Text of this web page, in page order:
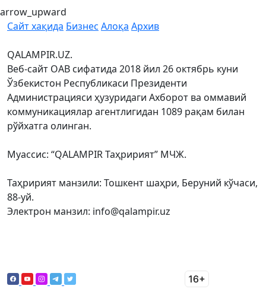
arrow_upward
Сайт хақида Бизнес Алоқа Архив
QALAMPIR.UZ.
Веб-сайт ОАВ сифатида 2018 йил 26 октябрь куни
Ўзбекистон Республикаси Президенти
Администрацияси ҳузуридаги Ахборот ва оммавий
коммуникациялар агентлигидан 1089 рақам билан
рўйхатга олинган.
Муассис: “QALAMPIR Таҳририят” МЧЖ.
Таҳририят манзили: Тошкент шаҳри, Беруний кўчаси,
88-уй.
Электрон манзил: info@qalampir.uz